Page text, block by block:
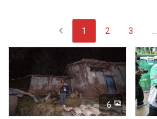
chevron_left 1 2 3 ...
6